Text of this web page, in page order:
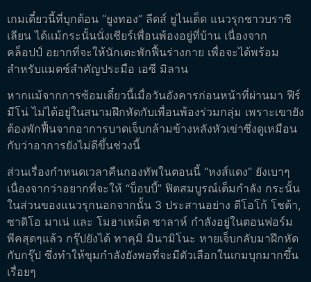
เกมเดี๋ยวนี้ที่บุกต้อน “ยูงทอง” ลีดส์ ยูไนเต็ด แนวรุกชาวบราซิ
เลียน ได้แม้กระนั้นนั่งเชียร์เพื่อนพ้องอยู่ที่บ้าน เนื่องจาก
คล็อปป์ อยากที่จะให้นักเตะพักฟื้นร่างกาย เพื่อจะได้พร้อม
สำหรับแมตช์สำคัญประมือ เอซี มิลาน
หากแม้จากการซ้อมเดี๋ยวนี้เมื่อวันอังคารก่อนหน้าที่ผ่านมา ฟีร์
มีโน่ ไม่ได้อยู่ในสนามฝึกหัดกับเพื่อนพ้องร่วมกลุ่ม เพราะเขายัง
ต้องพักฟื้นจากอาการบาดเจ็บกล้ามข้างหลังหัวเข่าซึ่งดูเหมือน
กับว่าอาการยังไม่ดีขึ้นช่วงนี้
ส่วนเรื่องกำหนดเวลาคืนกองทัพในตอนนี้ “หงส์แดง” ยังเบาๆ
เนื่องจากว่าอยากที่จะให้ “บ็อบบี้” ฟิตสมบูรณ์เต็มกำลัง กระนั้น
ในส่วนของแนวรุกนอกจากนั้น 3 ประสานอย่าง ดีโอโก้ โชต้า,
ซาดิโอ มาเน่ และ โมฮาเหม็ด ซาลาห์ กำลังอยู่ในตอนฟอร์ม
พีคสุดๆแล้ว กรุ๊ปยังได้ ทาคุมิ มินามิโนะ หายเจ็บกลับมาฝึกหัด
กับกรุ๊ป ซึ่งทำให้ขุมกำลังยังพอที่จะมีตัวเลือกในเกมบุกมากขึ้น
เรื่อยๆ